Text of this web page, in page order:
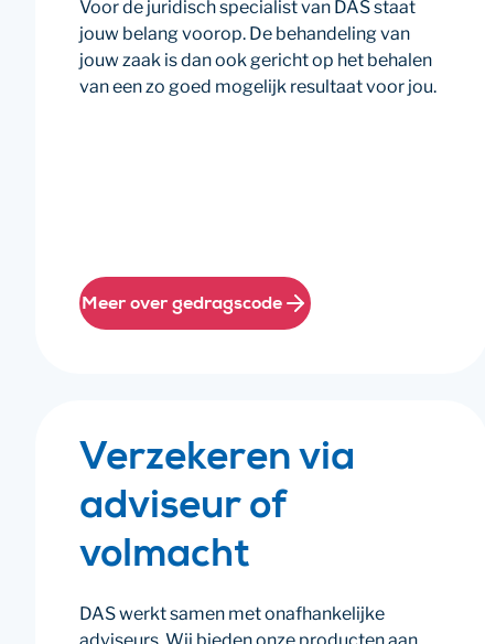
Voor de juridisch specialist van DAS staat
jouw belang voorop. De behandeling van
jouw zaak is dan ook gericht op het behalen
van een zo goed mogelijk resultaat voor jou.
Meer over gedragscode
Verzekeren via
adviseur of
volmacht
DAS werkt samen met onafhankelijke